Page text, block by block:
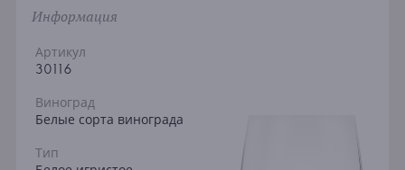
Информация
Артикул
30116
Виноград
Белые сорта винограда
Тип